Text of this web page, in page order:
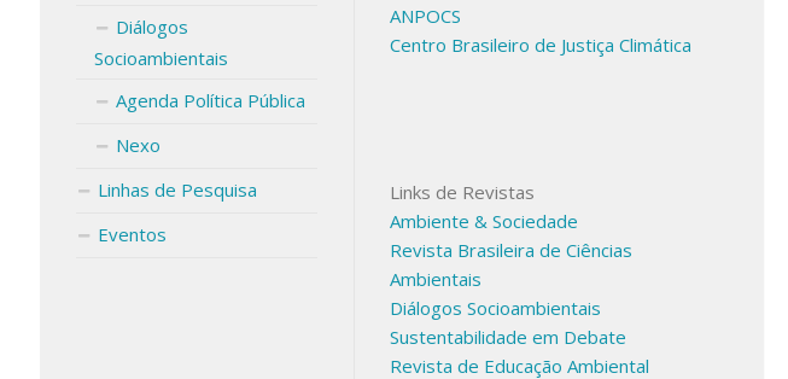
ANPOCS
Centro Brasileiro de Justiça Climática
Links de Revistas
Ambiente & Sociedade
Revista Brasileira de Ciências
Ambientais
Diálogos Socioambientais
Sustentabilidade em Debate
Revista de Educação Ambiental
Diálogos
Socioambientais
Agenda Política Pública
Nexo
Linhas de Pesquisa
Eventos